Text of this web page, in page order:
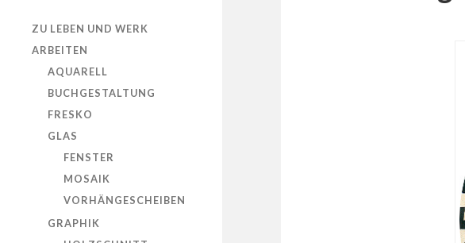
ZU LEBEN UND WERK
ARBEITEN
AQUARELL
BUCHGESTALTUNG
FRESKO
GLAS
FENSTER
MOSAIK
VORHÄNGESCHEIBEN
GRAPHIK